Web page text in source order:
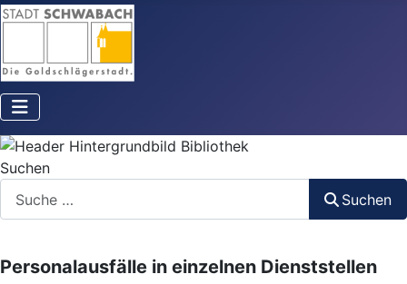
Suchen
Suchen
Personalausfälle in einzelnen Dienststellen